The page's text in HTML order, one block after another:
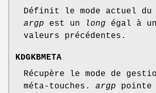
Définit le mode actuel
argp est un long égal à
valeurs précédentes.
KDGKBMETA
Récupère le mode de
méta-touches. argp pointe